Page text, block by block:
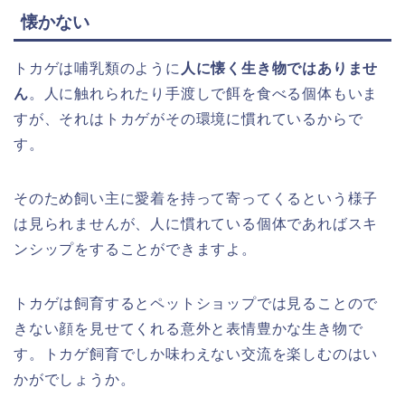
懐かない
トカゲは哺乳類のように 人に懐く生き物ではありませ
ん。人に触れられたり手渡しで餌を食べる個体もいま
すが、それはトカゲがその環境に慣れているからで
す。
そのため飼い主に愛着を持って寄ってくるという様子
は見られませんが、人に慣れている個体であればスキ
ンシップをすることができますよ。
トカゲは飼育するとペットショップでは見ることので
きない顔を見せてくれる意外と表情豊かな生き物で
す。トカゲ飼育でしか味わえない交流を楽しむのはい
かがでしょうか。